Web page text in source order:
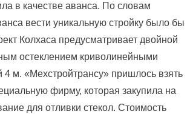
в качестве аванса. По словам
вести уникальную стройку было бы
Колхаса предусматривает двойной
остеклением криволинейными
4 м. «Мехстройтрансу» пришлось взять
фирму, которая закупила на
для отливки стекол. Стоимость